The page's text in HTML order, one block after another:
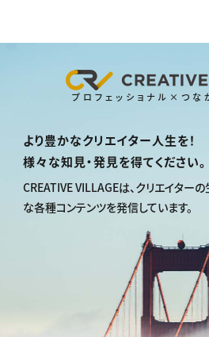
プロフェッショナル×つな
より豊かなクリエイター人生を！
様々な知見・発見を得てください。
CREATIVE VILLAGEは、クリエイター
な各種コンテンツを発信しています。